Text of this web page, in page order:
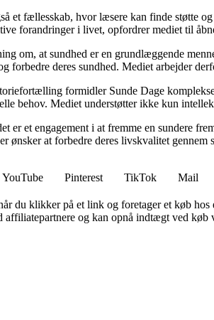
et fællesskab, hvor læsere kan finde støtte
forandringer i livet, opfordrer mediet til
om, at sundhed er en grundlæggende
forbedre deres sundhed. Mediet arbejder
formidler Sunde Dage
behov. Mediet understøtter ikke kun
er et engagement i at fremme en sundere
ønsker at forbedre deres livskvalitet gennem
YouTube Pinterest TikTok Mail
du klikker på et link og foretager et køb hos
og kan opnå indtægt ved